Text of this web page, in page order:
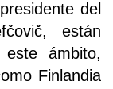
del
están
ámbito,
Finlandia